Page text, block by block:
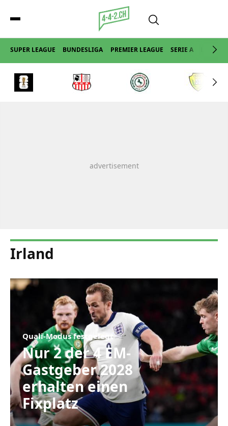
SUPER LEAGUE BUNDESLIGA PREMIER LEAGUE SERIE A LA LIGA
Irland
Quali-Modus festgelegt
Nur 2 der 4 EM-
Gastgeber 2028
erhalten einen
Fixplatz